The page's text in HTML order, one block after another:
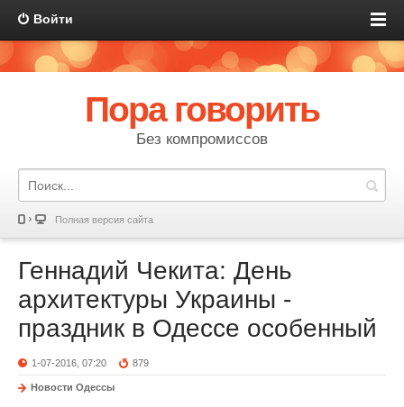
Войти
Пора говорить
Без компромиссов
Полная версия сайта
Геннадий Чекита: День
архитектуры Украины -
праздник в Одессе особенный
1-07-2016, 07:20 879
Новости Одессы